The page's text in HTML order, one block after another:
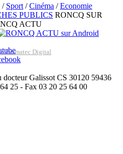
/ Sport/Cinéma /Economie
PUBLICS RONCQ SUR
ACTU
Promatec Digital
Galissot CS 30120 59436
25 - Fax 03 20 25 64 00